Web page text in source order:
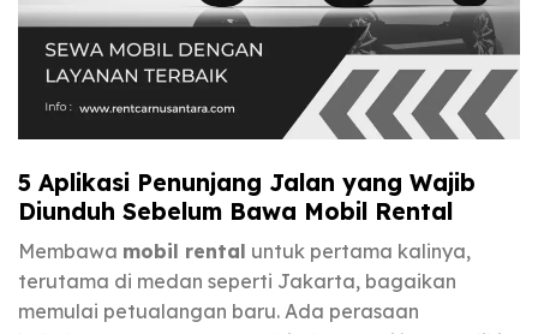
5 Aplikasi Penunjang Jalan yang Wajib
Diunduh Sebelum Bawa Mobil Rental
Membawa mobil rental untuk pertama kalinya,
terutama di medan seperti Jakarta, bagaikan
memulai petualangan baru. Ada perasaan